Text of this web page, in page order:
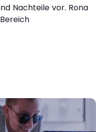
Nachteile vor. Rona